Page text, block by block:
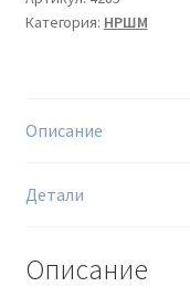
Категория: НРШМ
Описание
Детали
Описание